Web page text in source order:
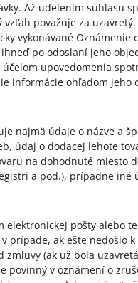
Až udelením súhlasu
považuje za
vykonávané
po odoslaní jeho
upovedomenia
informácie ohľadom jeho
najmä údaje o názve
údaj o dodacej lehote
na dohodnuté
a pod.), prípadne iné
pošty alebo
prípade, ak ešte nedošlo
(ak už bola
povinný v oznámení o